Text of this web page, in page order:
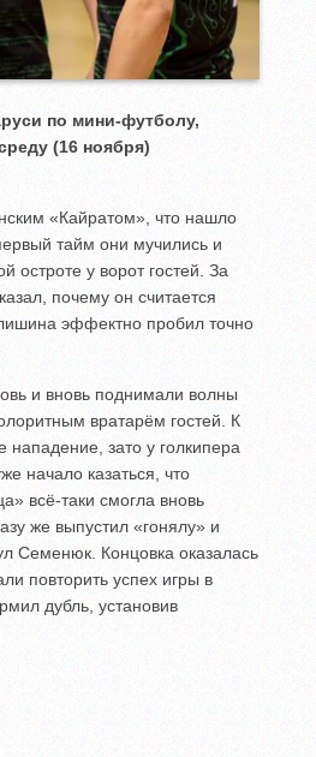
по мини-футболу,
(16 ноября)
«Кайратом», что нашло
тайм они мучились и
остроте у ворот гостей. За
почему он считается
эффектно пробил точно
и вновь поднимали волны
вратарём гостей. К
нападение, зато у голкипера
начало казаться, что
всё-таки смогла вновь
же выпустил «гонялу» и
Семенюк. Концовка оказалась
повторить успех игры в
дубль, установив